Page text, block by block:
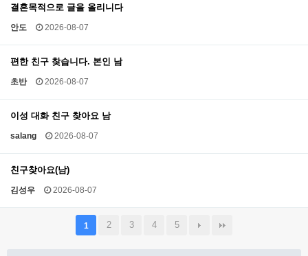
결혼목적으로 글을 올리니다
안도 2026-08-07
편한 친구 찾습니다. 본인 남
초반 2026-08-07
이성 대화 친구 찾아요 남
salang 2026-08-07
친구찾아요(남)
김성우 2026-08-07
1 2 3 4 5